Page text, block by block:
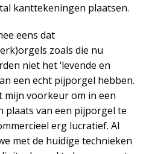
kanttekeningen plaatsen.
eens dat
zoals die nu
niet het ‘levende en
een echt pijporgel hebben.
voorkeur om in een
plaats van een pijporgel te
erg lucratief. Al
met de huidige technieken